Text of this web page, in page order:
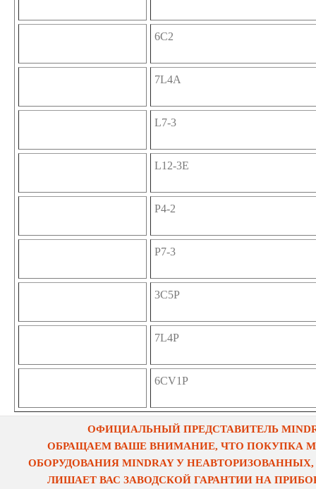
6C2
7L4A
L7-3
L12-3E
P4-2
P7-3
3C5P
7L4P
6CV1P
ОФИЦИАЛЬНЫЙ ПРЕДСТАВИТЕЛЬ
ОБРАЩАЕМ ВАШЕ ВНИМАНИЕ, ЧТО ПОКУПКА
ОБОРУДОВАНИЯ MINDRAY У
ЛИШАЕТ ВАС ЗАВОДСКОЙ ГАРАНТИИ НА